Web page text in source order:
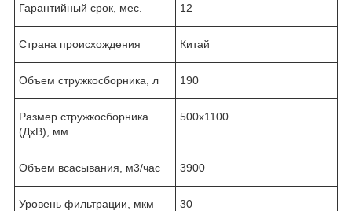
Гарантийный срок, мес. 12
Страна происхождения Китай
Объем стружкосборника, л 190
Размер стружкосборника
(ДхВ), мм
500х1100
Объем всасывания, м3/час 3900
Уровень фильтрации, мкм 30